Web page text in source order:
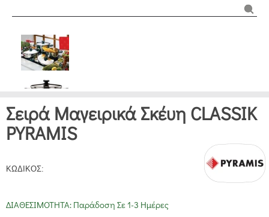
Σειρά Μαγειρικά Σκέυη CLASSIK
PYRAMIS
ΚΩΔΙΚΟΣ:
ΔΙΑΘΕΣΙΜΟΤΗΤΑ: Παράδοση Σε 1-3 Ημέρες